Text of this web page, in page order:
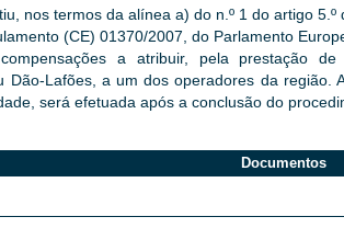
nos termos da alínea a) do n.º 1 do artigo
(CE) 01370/2007, do Parlamento
a atribuir, pela prestação
Dão-Lafões, a um dos operadores da região.
será efetuada após a conclusão do
Documentos